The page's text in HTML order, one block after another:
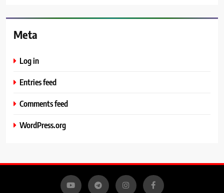
Meta
Log in
Entries feed
Comments feed
WordPress.org